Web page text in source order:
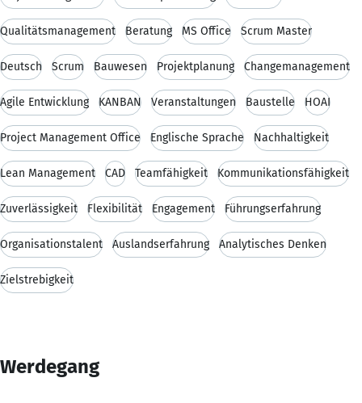
Qualitätsmanagement Beratung MS Office Scrum Master
Deutsch Scrum Bauwesen Projektplanung Changemanagement
Agile Entwicklung KANBAN Veranstaltungen Baustelle HOAI
Project Management Office Englische Sprache Nachhaltigkeit
Lean Management CAD Teamfähigkeit Kommunikationsfähigkeit
Zuverlässigkeit Flexibilität Engagement Führungserfahrung
Organisationstalent Auslandserfahrung Analytisches Denken
Zielstrebigkeit
Werdegang